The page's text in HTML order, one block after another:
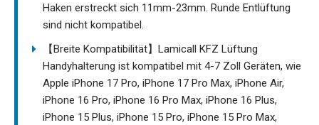
Haken erstreckt sich 11mm-23mm. Runde Entlüftung
sind nicht kompatibel.
【Breite Kompatibilität】Lamicall KFZ Lüftung
Handyhalterung ist kompatibel mit 4-7 Zoll Geräten, wie
Apple iPhone 17 Pro, iPhone 17 Pro Max, iPhone Air,
iPhone 16 Pro, iPhone 16 Pro Max, iPhone 16 Plus,
iPhone 15 Plus, iPhone 15 Pro, iPhone 15 Pro Max,